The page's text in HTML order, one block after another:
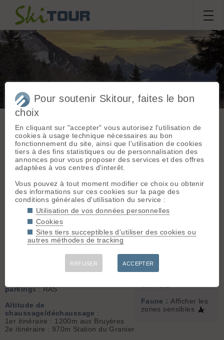
Une Cochette sous le
Massif :Chartreuse
Départ :Le Désert
m)
Topo associé :
Cochette, par les
pistes du Désert
Sommet associé :
La Cochette (1618
Orientation :
Faune : Afficher les
zones sensibles
Sortie dudimanche 18 janvier
2026
Conditions nivologiques,
accès & météo
Météo/températures
:
températures positives (je n'ai pas
relevé) - un peu de vent juste au
couvert - pas de précipitations
parkings : RAS
Altitude de
chaussage/déchaussage :
1er itinéraire : 1200m aux Bruyères
2e itinéraire : 970m Station du Granier
Pour soutenir Skitour, faites le bon
choix
En cliquant sur "accepter" vous autorisez l'utilisation de
cookies à usage technique nécessaires au bon
fonctionnement du site, ainsi que l'utilisation de cookies
tiers à des fins statistiques ou de personnalisation des
annonces pour vous proposer des services et des offres
adaptées à vos centres d'interêt.
Vous pouvez à tout moment modifier ce choix ou obtenir
des informations sur ces cookies sur la page des
conditions générales d'utilisation du service :
Utilisation de vos données personnelles
Cookies
Sites tiers succeptibles d'utiliser des cookies ou
autres méthodes de tracking
REFUSER ACCEPTER